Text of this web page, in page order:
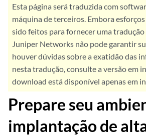
Esta página será traduzida com
máquina de terceiros. Embora
sido feitos para fornecer uma tradução
Juniper Networks não pode garantir
houver dúvidas sobre a exatidão das
nesta tradução, consulte a versão em
download está disponível apenas em
Prepare seu
implantação de